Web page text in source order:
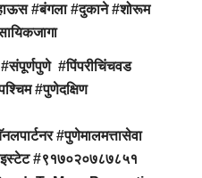
#बंगला #दुकाने #शोरूम
#संपूर्णपुणे #पिंपरीचिंचवड
#पुणेदक्षिण
#पुणेमालमत्तासेवा
#९१७०२०७८७८५१